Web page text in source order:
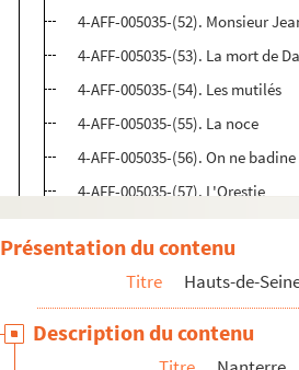
4-AFF-005035-(52). Monsieur
4-AFF-005035-(53). La mort de
4-AFF-005035-(54). Les mutilés
4-AFF-005035-(55). La noce
4-AFF-005035-(56). On ne
4-AFF-005035-(57). L'Orestie
4-AFF-005035-(59). Pièce de
4-AFF-005035-(60). Princesses
4-AFF-005035-(61). Quai ouest
4-AFF-005035-(62). La remise
Présentation du contenu
Titre Hauts-de-
Description du contenu